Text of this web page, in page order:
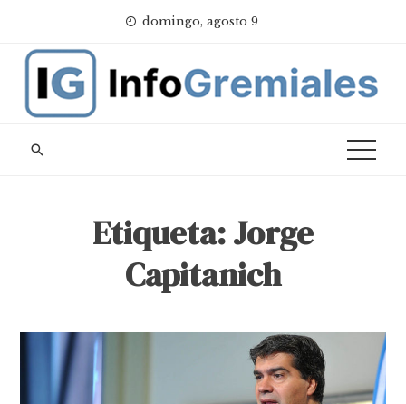
content
domingo, agosto 9
Etiqueta:Jorge
Capitanich